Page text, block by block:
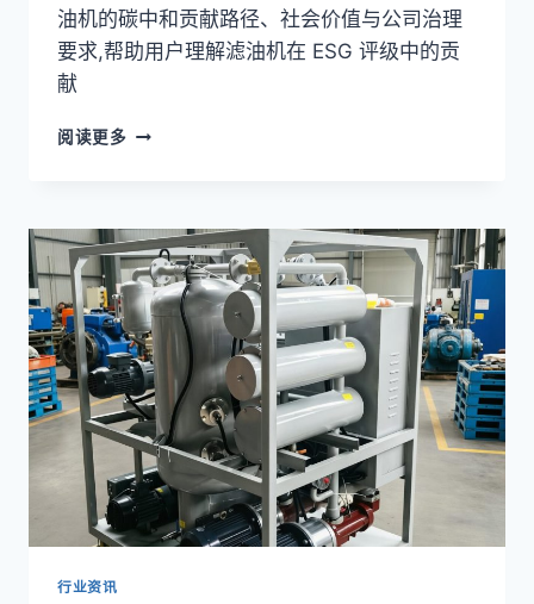
油机的碳中和贡献路径、社会价值与公司治理
要求,帮助用户理解滤油机在 ESG 评级中的贡
献
阅读更多
滤
油
机
ESG
与
碳
中
和
贡
献
实
战:4
大
行业资讯